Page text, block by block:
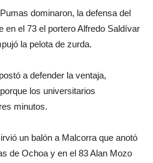
dominaron, la defensa del
en el 73 el portero Alfredo Saldívar
la pelota de zurda.
a defender la ventaja,
los universitarios
minutos.
un balón a Malcorra que anotó
de Ochoa y en el 83 Alan Mozo